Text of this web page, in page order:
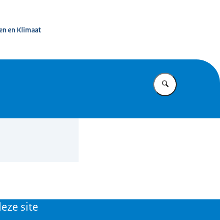
en Klimaat
Vul in wat u
site